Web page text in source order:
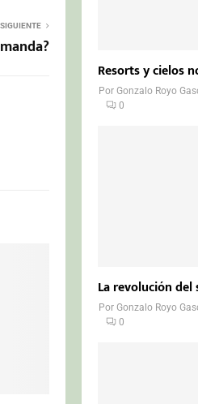
SIGUIENTE
Resorts y cielos
PorGonzalo Royo
0
La revolución del
PorGonzalo Royo
0